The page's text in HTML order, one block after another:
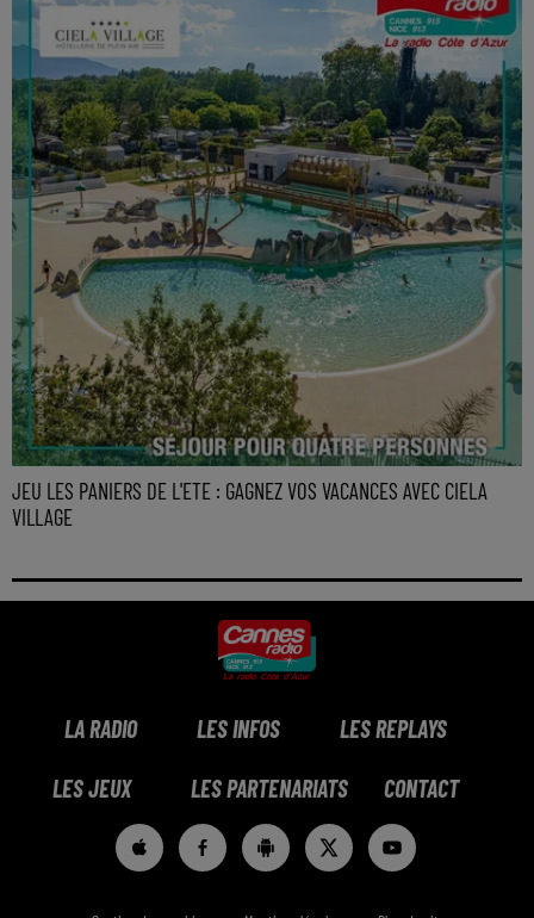
JEU LES PANIERS DE L'ETE : GAGNEZ VOS VACANCES AVEC CIELA
VILLAGE
LA RADIO LES INFOS LES REPLAYS
LES JEUX LES PARTENARIATS CONTACT